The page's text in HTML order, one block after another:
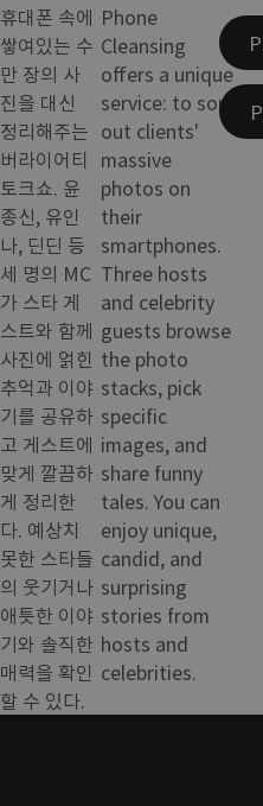
휴대폰 속에
쌓여있는 수
만 장의 사
진을 대신
정리해주는
버라이어티
토크쇼. 윤
종신, 유인
나, 딘딘 등
세 명의 MC
가 스타 게
스트와 함께
사진에 얽힌
추억과 이야
기를 공유하
고 게스트에
맞게 깔끔하
게 정리한
다. 예상치
못한 스타들
의 웃기거나
애틋한 이야
기와 솔직한
매력을 확인
할 수 있다.
Phone
Cleansing
offers a unique
service: to sort
out clients'
massive
photos on
their
smartphones.
Three hosts
and celebrity
guests browse
the photo
stacks, pick
specific
images, and
share funny
tales. You can
enjoy unique,
candid, and
surprising
stories from
hosts and
celebrities.